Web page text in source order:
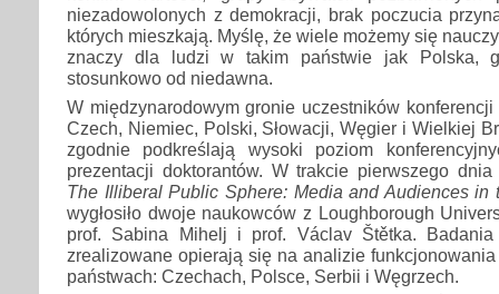
niezadowolonych z demokracji, brak poczucia
których mieszkają. Myślę, że wiele możemy się
znaczy dla ludzi w takim państwie jak Polska,
stosunkowo od niedawna.
W międzynarodowym gronie uczestników
Czech, Niemiec, Polski, Słowacji, Węgier i Wielkiej
zgodnie podkreślają wysoki poziom
prezentacji doktorantów. W trakcie pierwszego dnia
The Illiberal Public Sphere: Media and Audiences in
wygłosiło dwoje naukowców z Loughborough
prof. Sabina Mihelj i prof. Václav Štětka.
zrealizowane opierają się na analizie
państwach: Czechach, Polsce, Serbii i Węgrzech.